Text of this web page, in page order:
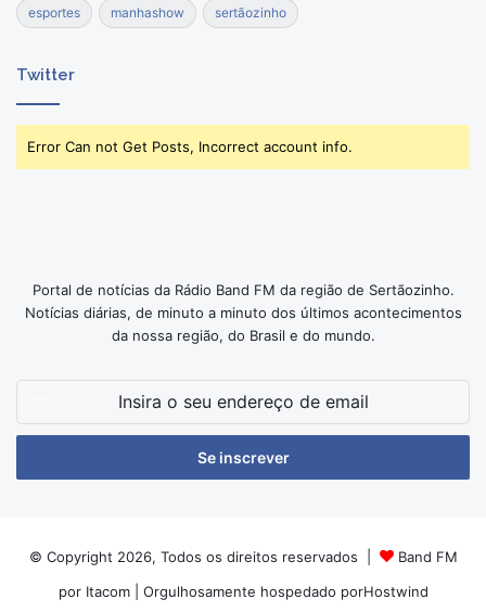
esportes manhashow sertãozinho
Twitter
Error Can not Get Posts, Incorrect account info.
Portal de notícias da Rádio Band FM da região de Sertãozinho.
Notícias diárias, de minuto a minuto dos últimos acontecimentos
da nossa região, do Brasil e do mundo.
seu
de
© Copyright 2026, Todos os direitos reservados |
Band FM
por Itacom| Orgulhosamente hospedado porHostwind